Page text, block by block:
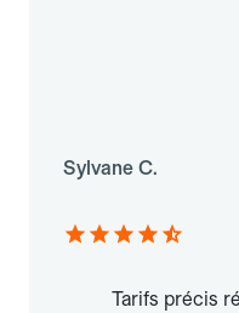
Sylvane C.
Tarifs précis